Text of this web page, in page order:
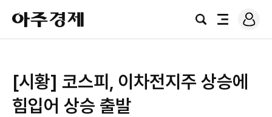
아
주
경
검
전
로
그
[시황] 코스피, 이차전지주 상승에
힘입어 상승 출발